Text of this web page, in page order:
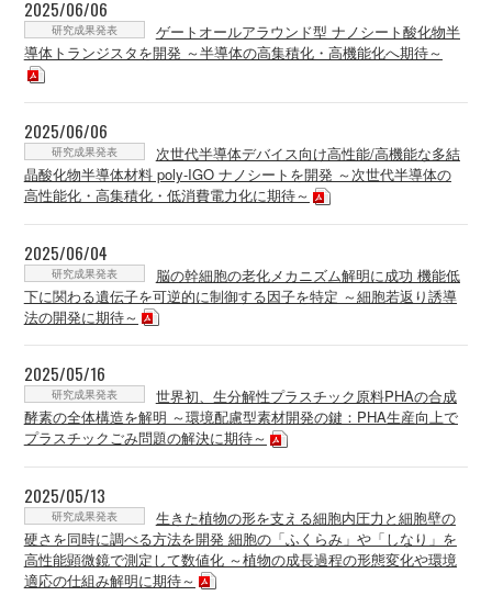
2025/06/06
研究成果発表
ゲートオールアラウンド型 ナノシート酸化物半
導体トランジスタを開発 ～半導体の高集積化・高機能化へ期待～
2025/06/06
研究成果発表
次世代半導体デバイス向け高性能/高機能な多結
晶酸化物半導体材料 poly-IGO ナノシートを開発 ～次世代半導体の
高性能化・高集積化・低消費電力化に期待～
2025/06/04
研究成果発表
脳の幹細胞の老化メカニズム解明に成功 機能低
下に関わる遺伝子を可逆的に制御する因子を特定 ～細胞若返り誘導
法の開発に期待～
2025/05/16
研究成果発表
世界初、生分解性プラスチック原料PHAの合成
酵素の全体構造を解明 ～環境配慮型素材開発の鍵：PHA生産向上で
プラスチックごみ問題の解決に期待～
2025/05/13
研究成果発表
生きた植物の形を支える細胞内圧力と細胞壁の
硬さを同時に調べる方法を開発 細胞の「ふくらみ」や「しなり」を
高性能顕微鏡で測定して数値化 ～植物の成長過程の形態変化や環境
適応の仕組み解明に期待～